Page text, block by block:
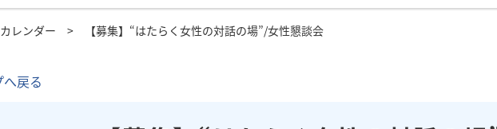
レンダー 【募集】“はたらく女性の対話の場”/女性懇談会
戻る